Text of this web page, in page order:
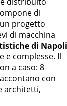
di
progetto
di macchina
di Napoli
e complesse. Il
a caso: 8
con
architetti,